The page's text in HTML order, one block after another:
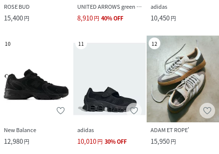
ROSE BUD
15,400円
UNITED ARROWS green label relaxing
8,910円 40%OFF
adidas
10,450円
10
New Balance
12,980円
11
adidas
10,010円 30%OFF
12
ADAM ET ROPE'
15,950円